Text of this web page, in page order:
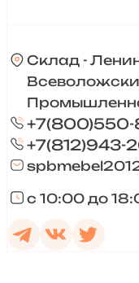
Склад -
+7(800)550-
+7(812)943-
с 10:00 до